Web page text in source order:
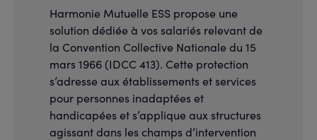
Harmonie Mutuelle ESS propose une
solution dédiée à vos salariés relevant de
la Convention Collective Nationale du 15
mars 1966 (IDCC 413). Cette protection
s’adresse aux établissements et services
pour personnes inadaptées et
handicapées et s’applique aux structures
agissant dans les champs d’intervention